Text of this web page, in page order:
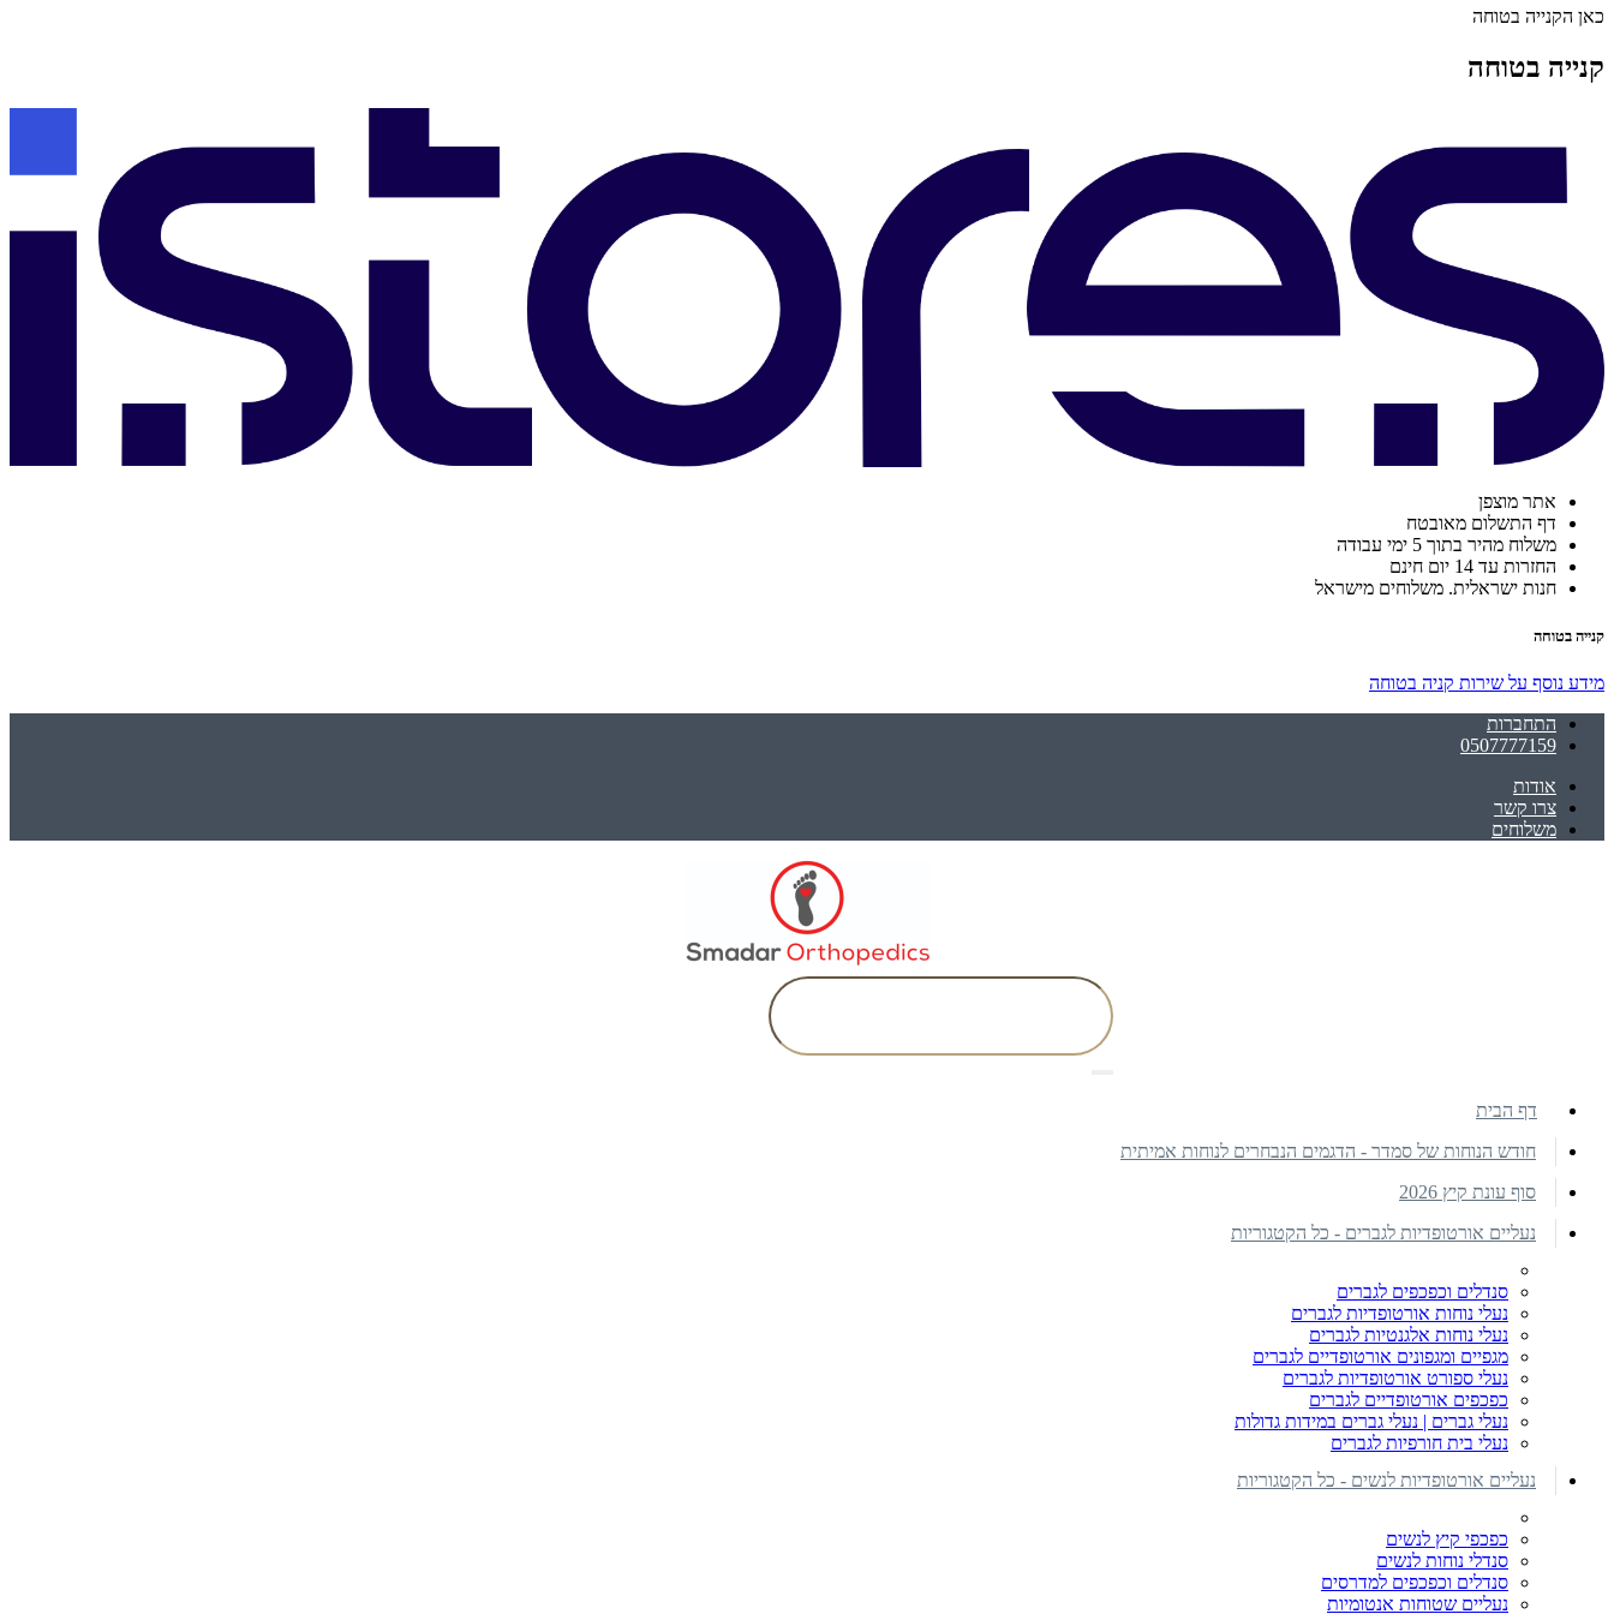
כאן הקנייה בטוחה
קנייה בטוחה
אתר מוצפן
דף התשלום מאובטח
משלוח מהיר בתוך 5 ימי עבודה
החזרות עד 14 יום חינם
חנות ישראלית. משלוחים מישראל
קנייה בטוחה
מידע נוסף על שירות קניה בטוחה
התחברות
0507777159
אודות
צרו קשר
משלוחים
דף הבית
חודש הנוחות של סמדר - הדגמים הנבחרים לנוחות אמיתית
סוף עונת קיץ 2026
נעליים אורטופדיות לגברים - כל הקטגוריות
סנדלים וכפכפים לגברים
נעלי נוחות אורטופדיות לגברים
נעלי נוחות אלגנטיות לגברים
מגפיים ומגפונים אורטופדיים לגברים
נעלי ספורט אורטופדיות לגברים
כפכפים אורטופדיים לגברים
נעלי גברים | נעלי גברים במידות גדולות
נעלי בית חורפיות לגברים
נעליים אורטופדיות לנשים - כל הקטגוריות
כפכפי קיץ לנשים
סנדלי נוחות לנשים
סנדלים וכפכפים למדרסים
נעליים שטוחות אנטומיות